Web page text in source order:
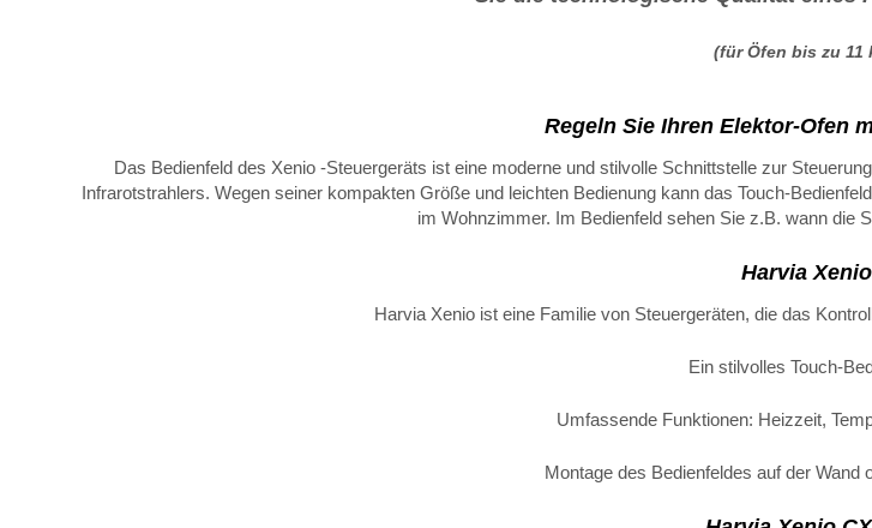
(für Öfen bis zu 11
Regeln Sie Ihren Elektor-Ofen
Das Bedienfeld des Xenio -Steuergeräts ist eine moderne und stilvolle Schnittstelle zur
Infrarotstrahlers. Wegen seiner kompakten Größe und leichten Bedienung kann das Touch-
im Wohnzimmer. Im Bedienfeld sehen Sie z.B. wann die
Harvia Xenio
Harvia Xenio ist eine Familie von Steuergeräten, die das
Ein stilvolles Touch-
Umfassende Funktionen: Heizzeit,
Montage des Bedienfeldes auf der Wand